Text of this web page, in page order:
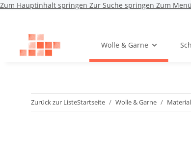
Zum Hauptinhalt springen Zur Suche springen Zum
Wolle & Garne
Zurück zur ListeStartseite Wolle & Garne Material